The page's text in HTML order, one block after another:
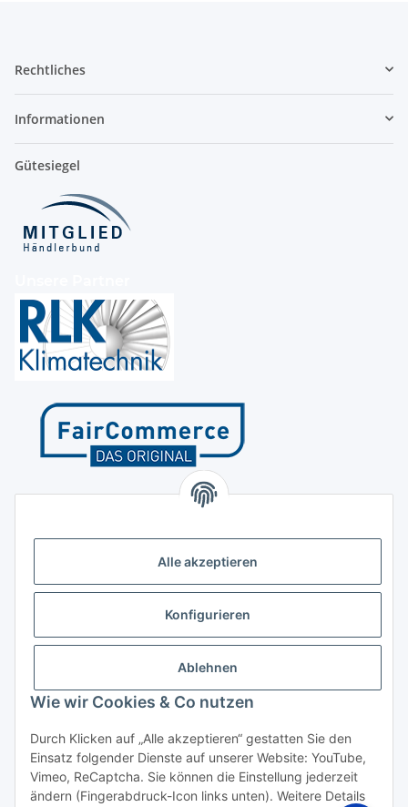
Alle akzeptieren
Konfigurieren
Ablehnen
Wie wir Cookies & Co nutzen
Durch Klicken auf „Alle akzeptieren“ gestatten Sie den
Einsatz folgender Dienste auf unserer Website: YouTube,
Vimeo, ReCaptcha. Sie können die Einstellung jederzeit
ändern (Fingerabdruck-Icon links unten). Weitere Details
Rechtliches
Informationen
Gütesiegel
Höffgeshofweg 14
info@luftundklima24.de
Finden Sie uns auf Google Maps